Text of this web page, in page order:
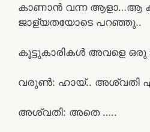
കാണാൻ വന്ന ആളാ…ആ
ജാള്യതയോടെ പറഞ്ഞു..
കൂട്ടുകാരികൾ അവളെ ഒരു
വരുൺ: ഹായ്.. അശ്വതി
അശ്വതി: അതെ …..